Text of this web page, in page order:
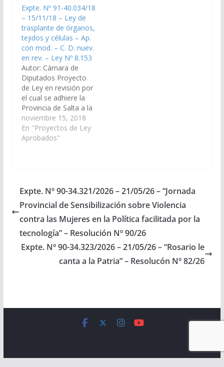
celebra el 30 de mayo
de cada año en
nuestro país. (Expte. Nº
90-33.473/2025).
Resolución Nº 76/25
Aprobado 15/05/2025.
LA…
Expte. Nº 91-40.034/18
– 15/11/18 – Ley de
trasplante de órganos,
tejidos y células – Ap.
con mod. – C. D. nuev.
en rev. – Ley Nº 8.153
Autor: Cámara de
Diputados Proyecto
de Ley en revisión por
el cual se adhiere la
Provincia de Salta a la
Ley Nacional 27.447 –
Ley de trasplante de
órganos, tejidos y
Social). Aprobado con
modificaciones el
23/05/2019 Cámara de
Diputados en
revisión…
noviembre 15, 2018
En "Proyectos de Ley
Aprobados"
Expte. Nº 90-34.321/2026 – 21/05/26 – “Jornada
Provincial de Sensibilización sobre Violencia
contra las Mujeres en la Política facilitada por la
tecnología” – Resolución Nº 90/26
Expte. Nº 90-34.323/2026 – 21/05/26 – “Rosario le
canta a la Patria” – Resolucón Nº 82/26